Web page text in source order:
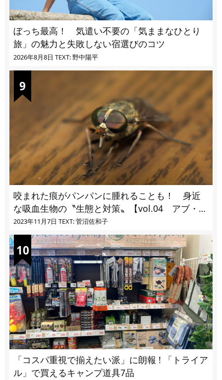
ぼっち最高！ 気遣い不要の「気ままなひとり
旅」の魅力と失敗しない宿選びのコツ
2026年8月8日 TEXT: 野中陽平
咬まれた痕がパンパンに腫れることも！ 身近
な吸血生物の〝生態と対策〟【vol.04 アブ・ブ
ユ・ヌカカ】
2023年11月7日 TEXT: 菅沼佐和子
「コスパ重視で揃えたい派」に朗報 ! 「トライア
ル」で買えるキャンプ道具7品